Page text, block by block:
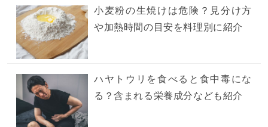
小麦粉の生焼けは危険？見分け方
や加熱時間の目安を料理別に紹介
ハヤトウリを食べると食中毒にな
る？含まれる栄養成分なども紹介